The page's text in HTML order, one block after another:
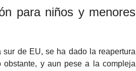
para niños y menores
de EU, se ha dado la reapertura
y aun pese a la compleja